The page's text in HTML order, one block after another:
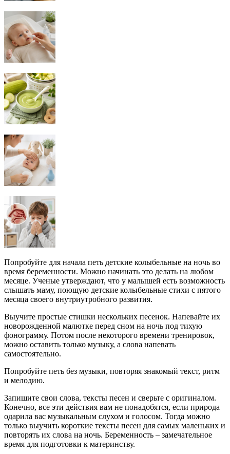
Попробуйте для начала петь детские колыбельные на ночь во
время беременности. Можно начинать это делать на любом
месяце. Ученые утверждают, что у малышей есть возможность
слышать маму, поющую детские колыбельные стихи с пятого
месяца своего внутриутробного развития.
Выучите простые стишки нескольких песенок. Напевайте их
новорожденной малютке перед сном на ночь под тихую
фонограмму. Потом после некоторого времени тренировок,
можно оставить только музыку, а слова напевать
самостоятельно.
Попробуйте петь без музыки, повторяя знакомый текст, ритм
и мелодию.
Запишите свои слова, тексты песен и сверьте с оригиналом.
Конечно, все эти действия вам не понадобятся, если природа
одарила вас музыкальным слухом и голосом. Тогда можно
только выучить короткие тексты песен для самых маленьких и
повторять их слова на ночь. Беременность – замечательное
время для подготовки к материнству.